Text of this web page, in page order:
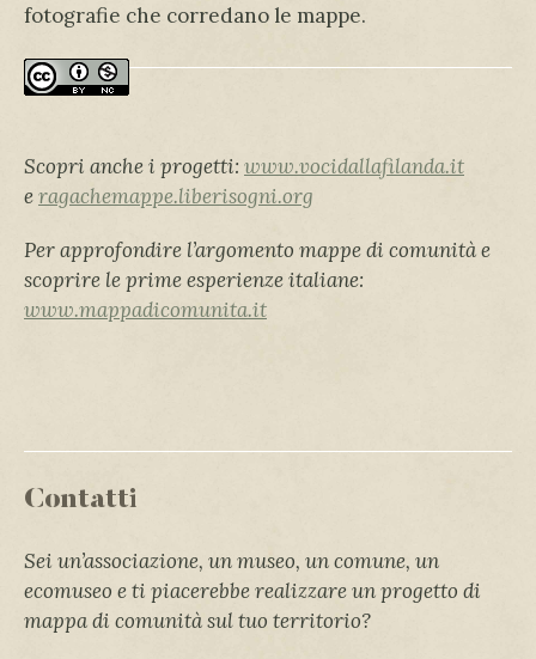
fotografie che corredano le mappe.
Scopri anche i progetti: www.vocidallafilanda.it
eragachemappe.liberisogni.org
Per approfondire l’argomento mappe di comunità e
scoprire le prime esperienze italiane:
www.mappadicomunita.it
Contatti
Sei un’associazione, un museo, un comune, un
ecomuseo e ti piacerebbe realizzare un progetto di
mappa di comunità sul tuo territorio?